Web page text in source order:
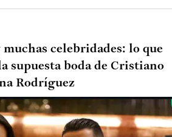
celebridades: lo que
supuesta boda de Cristiano
Rodríguez